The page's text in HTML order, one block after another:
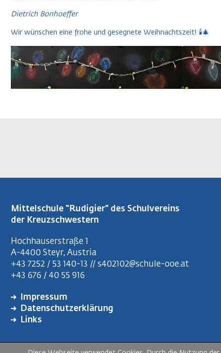
Dietrich Bonhoeffer
Wir wünschen eine frohe und gesegnete Weihnachtszeit! 🕯️🎄
Mittelschule "Rudigier" des Schulvereins
der Kreuzschwestern
Hochhauserstraße 1
A-4400 Steyr, Austria
+43 7252 / 53 140-13 // s402102@schule-ooe.at
+43 676 / 40 55 916
FUSSZEILENMENÜ
Impressum
Datenschutzerklärung
Links